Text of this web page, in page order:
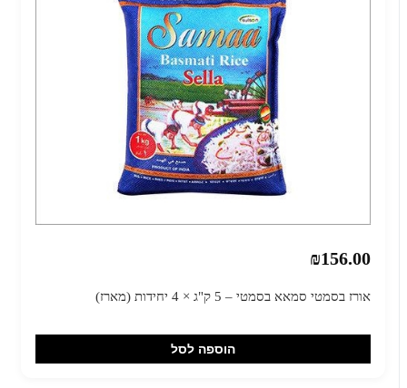
₪156.00
אורז בסמטי סמאא בסמטי – 5 ק"ג × 4 יחידות (מארז)
הוספה לסל